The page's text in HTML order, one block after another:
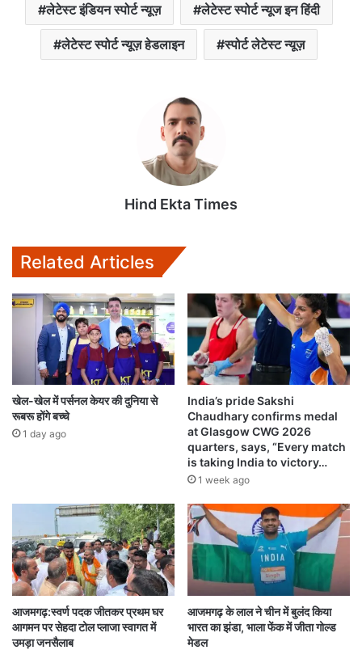
लेटेस्ट इंडियन स्पोर्ट न्यूज़ लेटेस्ट स्पोर्ट न्यूज इन हिंदी
लेटेस्ट स्पोर्ट न्यूज़ हेडलाइन स्पोर्ट लेटेस्ट न्यूज़
Hind Ekta Times
Related Articles
खेल-खेल में पर्सनल केयर की दुनिया से
रूबरू होंगे बच्चे
1 day ago
India’s pride Sakshi
Chaudhary confirms medal
at Glasgow CWG 2026
quarters, says, “Every match
is taking India to victory…
1 week ago
आजमगढ़:स्वर्ण पदक जीतकर प्रथम घर
आगमन पर सेहदा टोल प्लाजा स्वागत में
उमड़ा जनसैलाब
आजमगढ़ के लाल ने चीन में बुलंद किया
भारत का झंडा, भाला फेंक में जीता गोल्ड
मेडल